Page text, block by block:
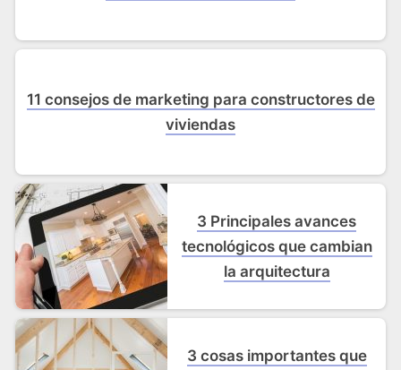
11 consejos de marketing para constructores de
viviendas
3 Principales avances
tecnológicos que cambian
la arquitectura
3 cosas importantes que